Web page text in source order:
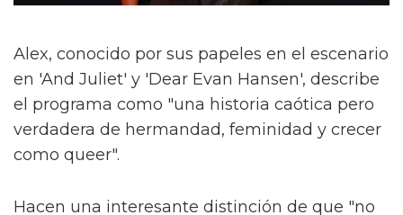
Alex, conocido por sus papeles en el escenario
en 'And Juliet' y 'Dear Evan Hansen', describe
el programa como "una historia caótica pero
verdadera de hermandad, feminidad y crecer
como queer".
Hacen una interesante distinción de que "no